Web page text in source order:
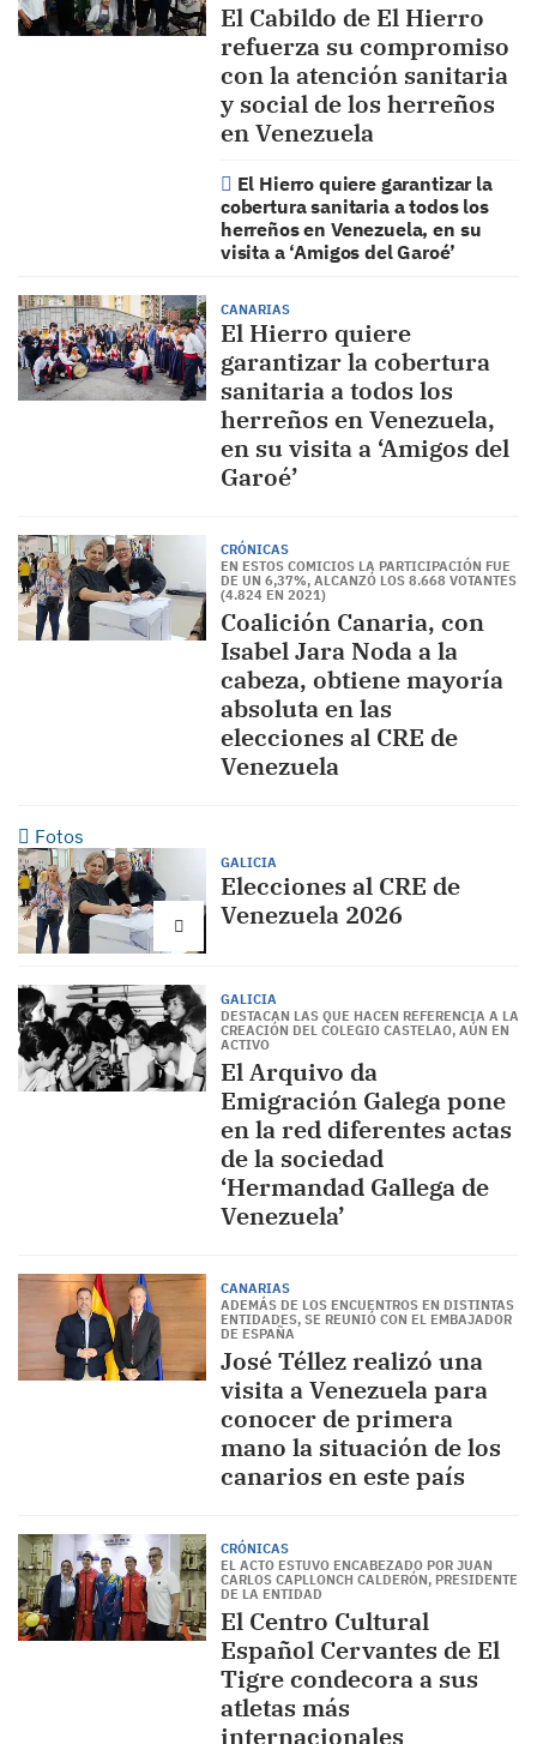
El Cabildo de El Hierro
refuerza su compromiso
con la atención sanitaria
y social de los herreños
en Venezuela
El Hierro quiere garantizar la
cobertura sanitaria a todos los
herreños en Venezuela, en su
visita a ‘Amigos del Garoé’
CANARIAS
El Hierro quiere
garantizar la cobertura
sanitaria a todos los
herreños en Venezuela,
en su visita a ‘Amigos del
Garoé’
CRÓNICAS
EN ESTOS COMICIOS LA PARTICIPACIÓN FUE
DE UN 6,37%, ALCANZÓ LOS 8.668 VOTANTES
(4.824 EN 2021)
Coalición Canaria, con
Isabel Jara Noda a la
cabeza, obtiene mayoría
absoluta en las
elecciones al CRE de
Venezuela
Fotos
GALICIA
Elecciones al CRE de
Venezuela 2026
GALICIA
DESTACAN LAS QUE HACEN REFERENCIA A LA
CREACIÓN DEL COLEGIO CASTELAO, AÚN EN
ACTIVO
El Arquivo da
Emigración Galega pone
en la red diferentes actas
de la sociedad
‘Hermandad Gallega de
Venezuela’
CANARIAS
ADEMÁS DE LOS ENCUENTROS EN DISTINTAS
ENTIDADES, SE REUNIÓ CON EL EMBAJADOR
DE ESPAÑA
José Téllez realizó una
visita a Venezuela para
conocer de primera
mano la situación de los
canarios en este país
CRÓNICAS
EL ACTO ESTUVO ENCABEZADO POR JUAN
CARLOS CAPLLONCH CALDERÓN, PRESIDENTE
DE LA ENTIDAD
El Centro Cultural
Español Cervantes de El
Tigre condecora a sus
atletas más
internacionales